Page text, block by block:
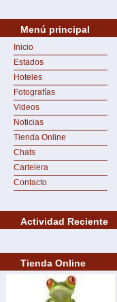
Menú principal
Inicio
Estados
Hoteles
Fotografías
Videos
Noticias
Tienda Online
Chats
Cartelera
Contacto
Actividad Reciente
Tienda Online